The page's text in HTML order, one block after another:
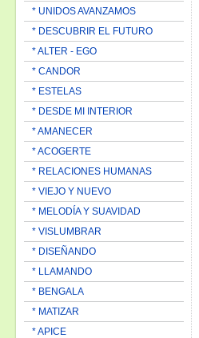
* UNIDOS AVANZAMOS
* DESCUBRIR EL FUTURO
* ALTER - EGO
* CANDOR
* ESTELAS
* DESDE MI INTERIOR
* AMANECER
* ACOGERTE
* RELACIONES HUMANAS
* VIEJO Y NUEVO
* MELODÍA Y SUAVIDAD
* VISLUMBRAR
* DISEÑANDO
* LLAMANDO
* BENGALA
* MATIZAR
* APICE